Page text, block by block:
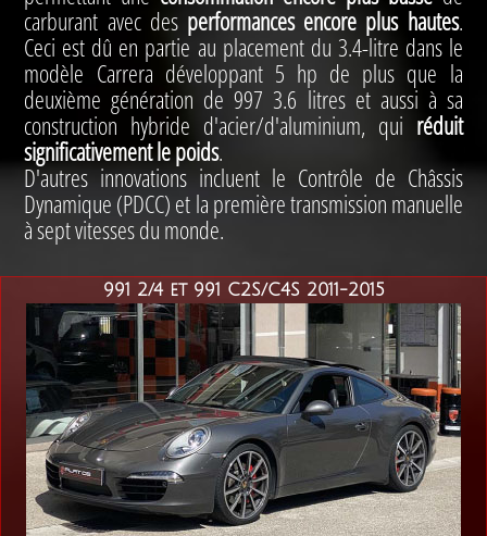
carburant avec desperformances encore plus hautes.
Ceci est dû en partie au placement du 3.4-litre dans le
modèle Carrera développant 5 hp de plus que la
deuxième génération de 997 3.6 litres et aussi à sa
construction hybride d'acier/d'aluminium, qui réduit
significativement le poids.
D'autres innovations incluent le Contrôle de Châssis
Dynamique (PDCC) et la première transmission manuelle
à sept vitesses du monde.
991 2/4 et 991 C2S/C4S 2011-2015